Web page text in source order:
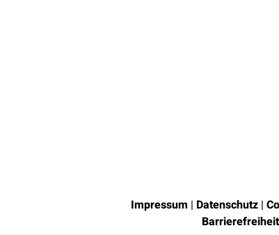
Impressum | Datenschutz|
Barrierefreiheit